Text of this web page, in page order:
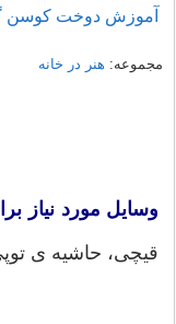
آموزش دوخت کوسن
مجموعه: هنر در خانه
وسایل مورد نیاز
قیچی، حاشیه ی